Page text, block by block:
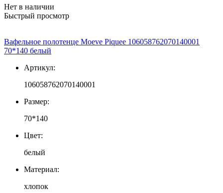
Нет в наличии
Быстрый просмотр
Вафельное полотенце Moeve Piquee 106058762070140001
70*140 белый
Артикул:
106058762070140001
Размер:
70*140
Цвет:
белый
Материал:
хлопок